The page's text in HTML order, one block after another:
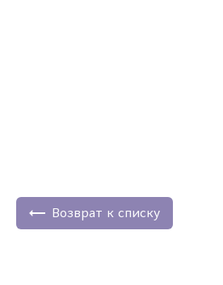
Возврат к списку